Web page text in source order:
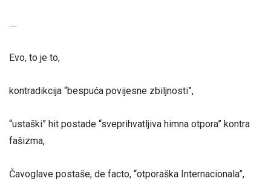
….
Evo, to je to,
kontradikcija “bespuća povijesne zbiljnosti”,
“ustaški” hit postade “sveprihvatljiva himna otpora” kontra
fašizma,
Čavoglave postaše, de facto, “otporaška Internacionala”,